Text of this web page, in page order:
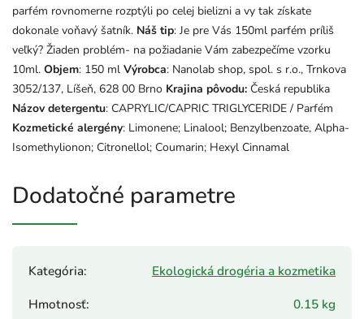
parfém rovnomerne rozptýli po celej bielizni a vy tak získate
dokonale voňavý šatník. Náš tip: Je pre Vás 150ml parfém príliš
veľký? Žiaden problém- na požiadanie Vám zabezpečíme vzorku
10ml. Objem: 150 ml Výrobca: Nanolab shop, spol. s r.o., Trnkova
3052/137, Líšeň, 628 00 Brno Krajina pôvodu: Česká republika
Názov detergentu: CAPRYLIC/CAPRIC TRIGLYCERIDE / Parfém
Kozmetické alergény: Limonene; Linalool; Benzylbenzoate, Alpha-
Isomethylionon; Citronellol; Coumarin; Hexyl Cinnamal
Dodatočné parametre
Kategória:
Ekologická drogéria a kozmetika
Hmotnosť:
0.15 kg